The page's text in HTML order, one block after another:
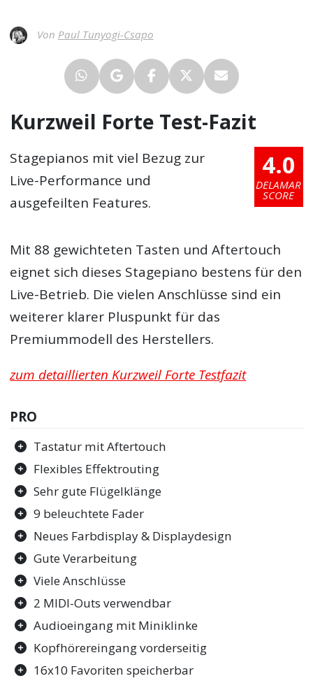
Von Paul Tunyogi-Csapo
Kurzweil Forte Test-Fazit
4.0
DELAMAR
SCORE
Stagepianos mit viel Bezug zur
Live-Performance und
ausgefeilten Features.
Mit 88 gewichteten Tasten und Aftertouch
eignet sich dieses Stagepiano bestens für den
Live-Betrieb. Die vielen Anschlüsse sind ein
weiterer klarer Pluspunkt für das
Premiummodell des Herstellers.
zum detaillierten Kurzweil Forte Testfazit
PRO
Tastatur mit Aftertouch
Flexibles Effektrouting
Sehr gute Flügelklänge
9 beleuchtete Fader
Neues Farbdisplay & Displaydesign
Gute Verarbeitung
Viele Anschlüsse
2 MIDI-Outs verwendbar
Audioeingang mit Miniklinke
Kopfhörereingang vorderseitig
16x10 Favoriten speicherbar